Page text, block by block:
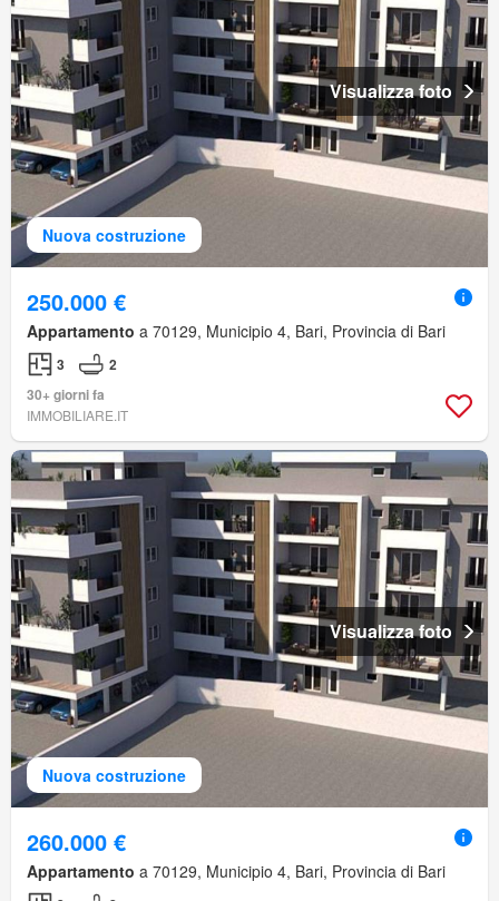
Nuova costruzione
Visualizza foto
250.000 €
Appartamento a 70129, Municipio 4, Bari, Provincia di Bari
3
2
30+ giorni fa
IMMOBILIARE.IT
Nuova costruzione
Visualizza foto
260.000 €
Appartamento a 70129, Municipio 4, Bari, Provincia di Bari